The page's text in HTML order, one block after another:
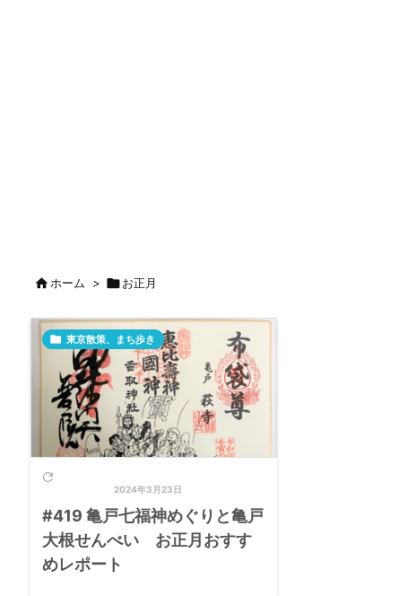
ホーム > お正月

2024年3月23日
 東京散策、まち歩き
#419 亀戸七福神めぐりと亀戸
大根せんべい お正月おすす
めレポート